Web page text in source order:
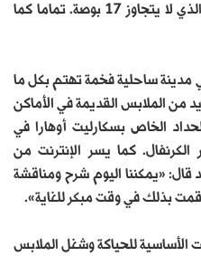
بشخصية سكارليت أوهارا وخصرها الذي لا يتجاوز 17 بوصة. تماما كما
مدينة ساحلية فخمة تهتم بكل ما
من الملابس القديمة في الأماكن
الخاص بسكارليت أوهارا في
الكرنفال. كما يسر الإنترنت من
قال: «يمكننا اليوم شرح ومناقشة
قمت بذلك في وقت مبكر للغاية».
للحياكة وشغل الملابس